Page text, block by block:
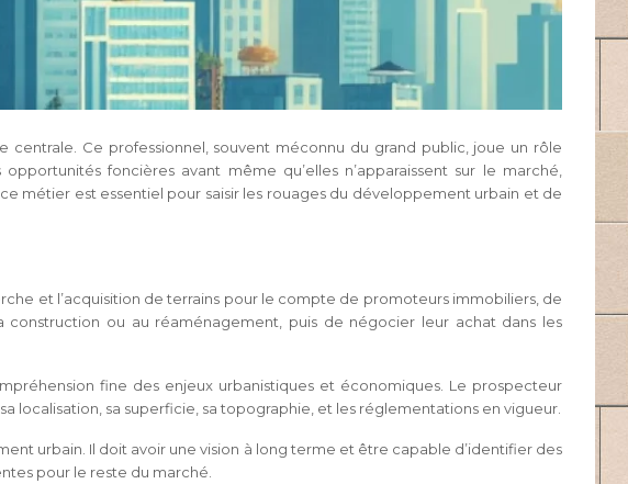
Ce professionnel, souvent méconnu du grand public, joue un rôle
foncières avant même qu’elles n’apparaissent sur le marché,
métier est essentiel pour saisir les rouages du développement urbain et de
et l’acquisition de terrains pour le compte de promoteurs immobiliers, de
construction ou au réaménagement, puis de négocier leur achat dans les
fine des enjeux urbanistiques et économiques. Le prospecteur
sa superficie, sa topographie, et les réglementations en vigueur.
urbain. Il doit avoir une vision à long terme et être capable d’identifier des
pour le reste du marché.